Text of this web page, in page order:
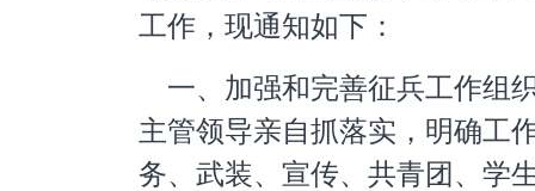
工作，现通知如下：
一、加强和完善征兵工作组
主管领导亲自抓落实，明确工
务、武装、宣传、共青团、学